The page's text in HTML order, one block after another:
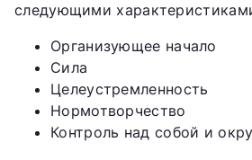
следующими
Организующее начало
Сила
Целеустремленность
Нормотворчество
Контроль над собой и